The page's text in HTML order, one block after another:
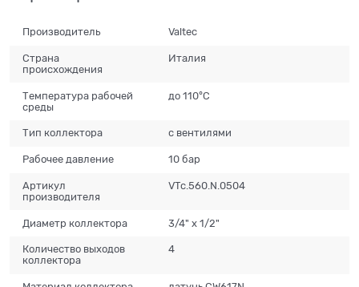
Производитель Valtec
Страна
происхождения
Италия
Температура рабочей
среды
до 110°С
Тип коллектора с вентилями
Рабочее давление 10 бар
Артикул
производителя
VTc.560.N.0504
Диаметр коллектора 3/4" x 1/2"
Количество выходов
коллектора
4